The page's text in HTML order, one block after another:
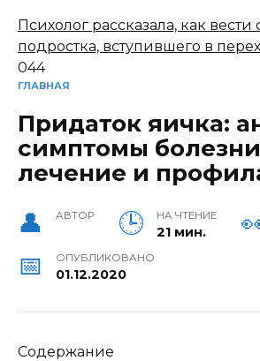
ГЛАВНАЯ
Придаток яичка:
симптомы
лечение и
АВТОР НА ЧТЕНИЕ
21 мин.
ОПУБЛИКОВАНО
01.12.2020
Содержание
Психолог рассказала, как
подростка, вступившего в
044